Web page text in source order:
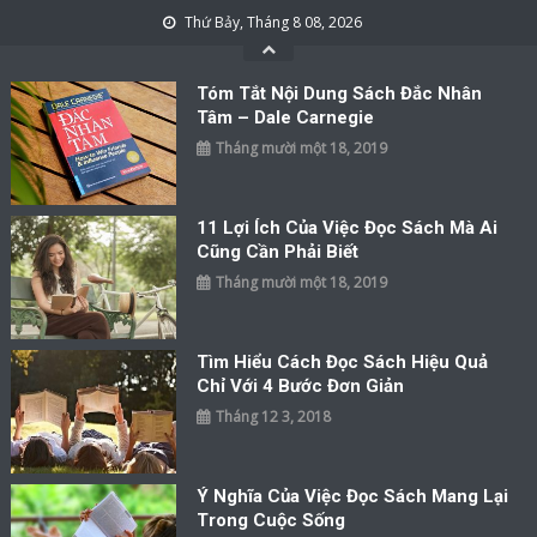
Thứ Bảy, Tháng 8 08, 2026
Tóm Tắt Nội Dung Sách Đắc Nhân
Tâm – Dale Carnegie
Tháng mười một 18, 2019
11 Lợi Ích Của Việc Đọc Sách Mà Ai
Cũng Cần Phải Biết
Tháng mười một 18, 2019
Tìm Hiểu Cách Đọc Sách Hiệu Quả
Chỉ Với 4 Bước Đơn Giản
Tháng 12 3, 2018
Ý Nghĩa Của Việc Đọc Sách Mang Lại
Trong Cuộc Sống